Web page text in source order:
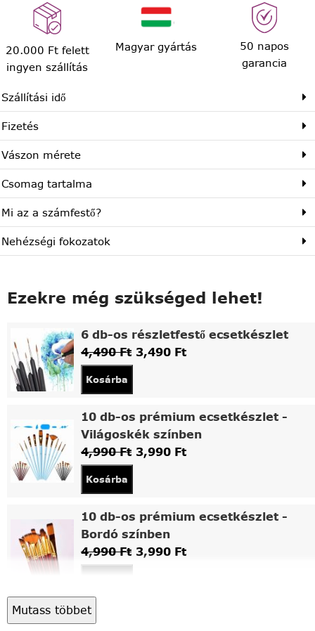
20.000 Ft felett
ingyen szállítás
Magyar gyártás
50 napos
garancia
Szállítási idő
Fizetés
Vászon mérete
Csomag tartalma
Mi az a számfestő?
Nehézségi fokozatok
Ezekre még szükséged lehet!
6 db-os részletfestő ecsetkészlet
4,490Ft 3,490 Ft
Kosárba
10 db-os prémium ecsetkészlet -
Világoskék színben
4,990Ft 3,990 Ft
Kosárba
10 db-os prémium ecsetkészlet -
Bordó színben
4,990Ft 3,990 Ft
Asztali fa festőállvány
Mutass többet